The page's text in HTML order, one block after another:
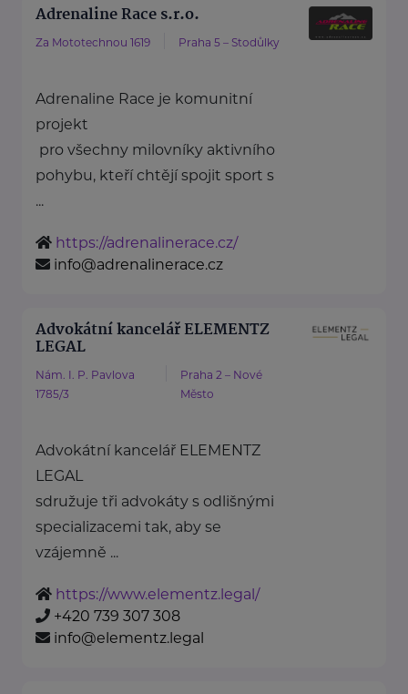
Adrenaline Race s.r.o.
Za Mototechnou 1619 Praha 5 – Stodůlky
Adrenaline Race je komunitní
projekt
pro všechny milovníky aktivního
pohybu, kteří chtějí spojit sport s
...
https://adrenalinerace.cz/
info@adrenalinerace.cz
Advokátní kancelář ELEMENTZ
LEGAL
Nám. I. P. Pavlova
1785/3
Praha 2 – Nové
Město
Advokátní kancelář ELEMENTZ
LEGAL
sdružuje tři advokáty s odlišnými
specializacemi tak, aby se
vzájemně ...
https://www.elementz.legal/
+420 739 307 308
info@elementz.legal